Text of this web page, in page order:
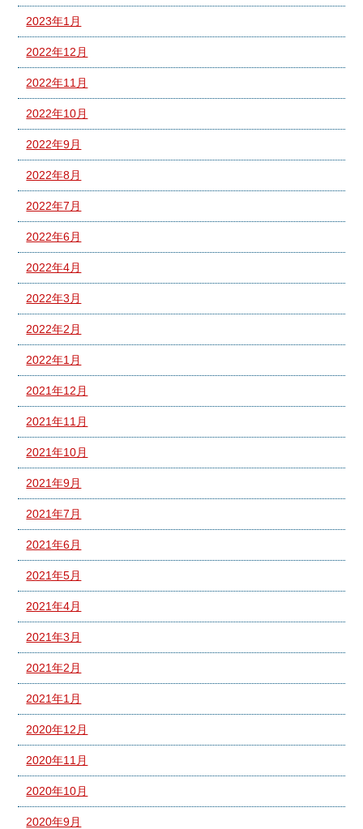
2023年1月
2022年12月
2022年11月
2022年10月
2022年9月
2022年8月
2022年7月
2022年6月
2022年4月
2022年3月
2022年2月
2022年1月
2021年12月
2021年11月
2021年10月
2021年9月
2021年7月
2021年6月
2021年5月
2021年4月
2021年3月
2021年2月
2021年1月
2020年12月
2020年11月
2020年10月
2020年9月